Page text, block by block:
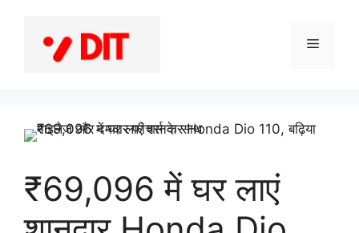
content
Menu
₹69,096 में घर लाएं